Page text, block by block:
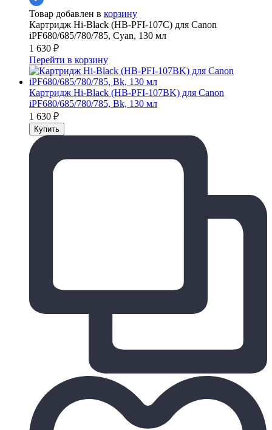
Товар добавлен в корзину
Картридж Hi-Black (HB-PFI-107C) для Canon
iPF680/685/780/785, Cyan, 130 мл
1 630 ₽
Перейти в корзину
Картридж Hi-Black (HB-PFI-107BK) для Canon
iPF680/685/780/785, Bk, 130 мл
1 630 ₽